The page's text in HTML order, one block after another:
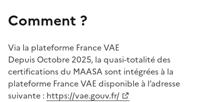
Comment ?
Via la plateforme France VAE
Depuis Octobre 2025, la quasi-totalité des
certifications du MAASA sont intégrées à la
plateforme France VAE disponible à l’adresse
suivante : https://vae.gouv.fr/